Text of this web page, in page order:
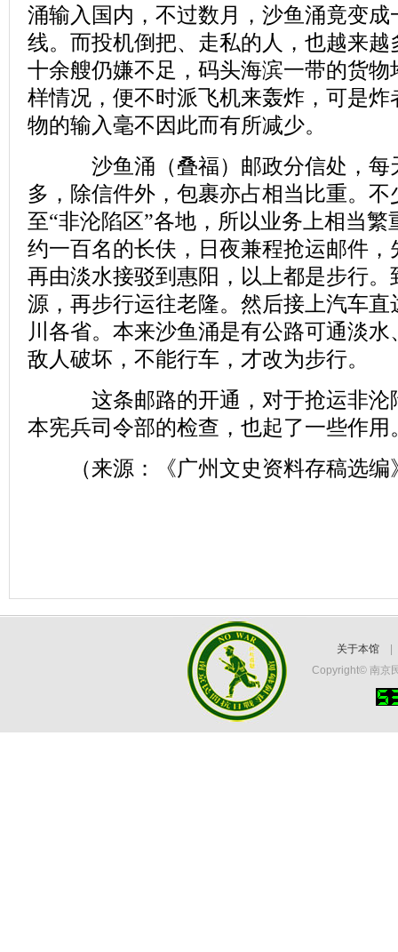
涌输入国内，不过数月，沙鱼涌竟变
线。而投机倒把、走私的人，也越来
十余艘仍嫌不足，码头海滨一带的货
样情况，便不时派飞机来轰炸，可是
物的输入毫不因此而有所减少。
沙鱼涌（叠福）邮政分信处，每
多，除信件外，包裹亦占相当比重。
至“非沦陷区”各地，所以业务上相当
约一百名的长伕，日夜兼程抢运邮件
再由淡水接驳到惠阳，以上都是步行
源，再步行运往老隆。然后接上汽车
川各省。本来沙鱼涌是有公路可通淡
敌人破坏，不能行车，才改为步行。
这条邮路的开通，对于抢运非沦
本宪兵司令部的检查，也起了一些作用
（来源：《广州文史资料存稿选编
关于本馆
Copyright© 南京